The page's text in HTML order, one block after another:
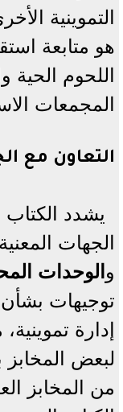
التموينية
هو متابعة
اللحوم الحية
المجمعات
التعاون مع
يشدد
الجهات
و الوحدات
توجيهات
إدارة
من المخابز